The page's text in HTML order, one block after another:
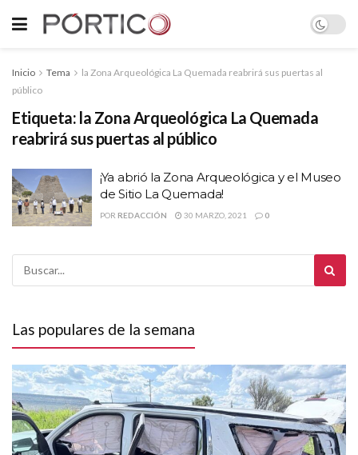
Inicio Tema
la Zona Arqueológica La Quemada reabrirá sus puertas al
público
Etiqueta: la Zona Arqueológica La Quemada
reabrirá sus puertas al público
¡Ya abrió la Zona Arqueológica y el Museo
de Sitio La Quemada!
POR REDACCIÓN 30 MARZO, 2021 0
Las populares de la semana